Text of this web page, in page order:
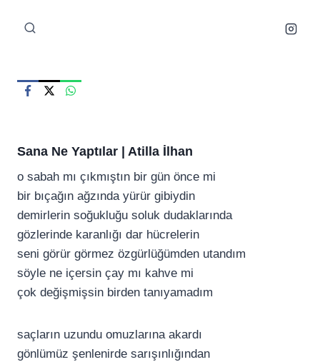
Sana Ne Yaptılar | Atilla İlhan
o sabah mı çıkmıştın bir gün önce mi
bir bıçağın ağzında yürür gibiydin
demirlerin soğukluğu soluk dudaklarında
gözlerinde karanlığı dar hücrelerin
seni görür görmez özgürlüğümden utandım
söyle ne içersin çay mı kahve mi
çok değişmişsin birden tanıyamadım
saçların uzundu omuzlarına akardı
gönlümüz şenlenirde sarışınlığından